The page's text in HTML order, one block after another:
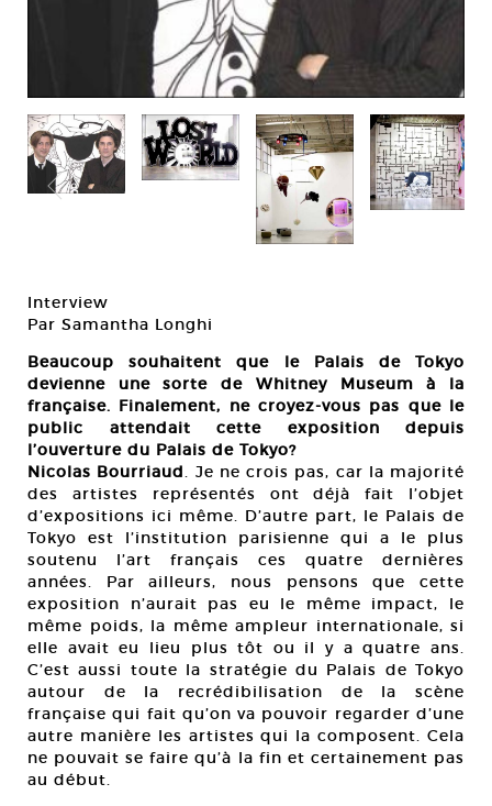
Interview
Par Samantha Longhi
Beaucoup souhaitent que le Palais de Tokyo
devienne une sorte de Whitney Museum à la
française. Finalement, ne croyez-vous pas que le
public attendait cette exposition depuis
l’ouverture du Palais de Tokyo?
Nicolas Bourriaud. Je ne crois pas, car la majorité
des artistes représentés ont déjà fait l’objet
d’expositions ici même. D’autre part, le Palais de
Tokyo est l’institution parisienne qui a le plus
soutenu l’art français ces quatre dernières
années. Par ailleurs, nous pensons que cette
exposition n’aurait pas eu le même impact, le
même poids, la même ampleur internationale, si
elle avait eu lieu plus tôt ou il y a quatre ans.
C’est aussi toute la stratégie du Palais de Tokyo
autour de la recrédibilisation de la scène
française qui fait qu’on va pouvoir regarder d’une
autre manière les artistes qui la composent. Cela
ne pouvait se faire qu’à la fin et certainement pas
au début.